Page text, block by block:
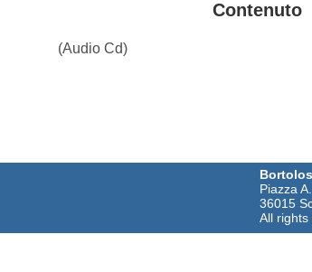
Contenuto
(Audio Cd)
Piazza
36015
All rights